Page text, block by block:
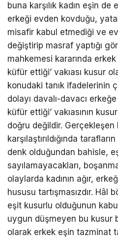
buna karşılık kadın eşin
erkeği evden kovduğu,
misafir kabul etmediği ve ev
değiştirip masraf yaptığı
mahkemesi kararında
küfür ettiği’ vakıası kusur
konudaki tanık ifadelerinin
dolayı davalı-davacı
küfür ettiği’ vakıasının
doğru değildir. Gerçekleşen
karşılaştırıldığında
denk olduğundan bahisle,
sayılamayacakları,
olaylarda kadının ağır,
hususu tartışmasızdır. Hâl
eşit kusurlu olduğunun
uygun düşmeyen bu kusur
olarak erkek eşin tazminat